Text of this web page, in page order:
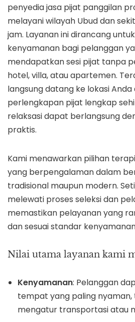
penyedia jasa pijat panggilan
melayani wilayah Ubud dan
jam. Layanan ini dirancang
kenyamanan bagi pelanggan
mendapatkan sesi pijat tanpa
hotel, villa, atau apartemen.
langsung datang ke lokasi
perlengkapan pijat lengkap
relaksasi dapat berlangsung
praktis.
Kami menawarkan pilihan
yang berpengalaman dalam
tradisional maupun modern.
melewati proses seleksi dan
memastikan pelayanan yang
dan sesuai standar
Nilai utama layanan kami
Kenyamanan: Pelanggan
tempat yang paling
mengatur transportasi atau